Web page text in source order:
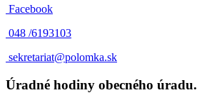
Facebook
048 /6193103
sekretariat@polomka.sk
Úradné hodiny obecného úradu.